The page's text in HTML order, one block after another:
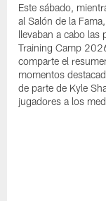
Este sábado,
al Salón de la
llevaban a cabo las
Training Camp
comparte el
momentos
de parte de Kyle
jugadores a los